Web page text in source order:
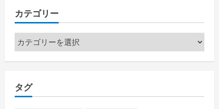
カテゴリー
カ
テ
ー
タグ